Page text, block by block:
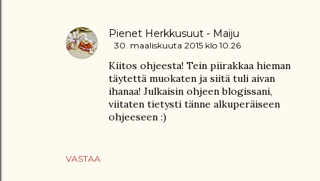
VASTAA
Pienet Herkkusuut - Maiju
30. maaliskuuta 2015 klo 10.26
Kiitos ohjeesta! Tein piirakkaa hieman
täytettä muokaten ja siitä tuli aivan
ihanaa! Julkaisin ohjeen blogissani,
viitaten tietysti tänne alkuperäiseen
ohjeeseen :)